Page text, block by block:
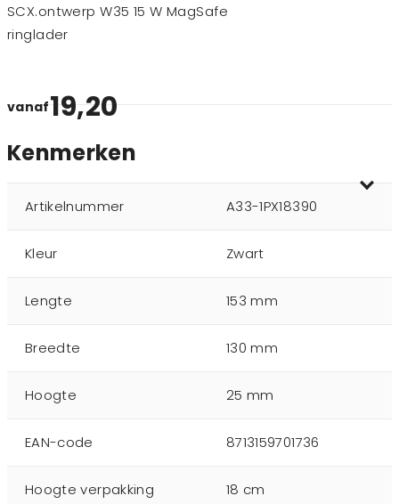
SCX.ontwerp W35 15 W MagSafe
ringlader
vanaf19,20
Kenmerken
Artikelnummer A33-1PX18390
Kleur Zwart
Lengte 153 mm
Breedte 130 mm
Hoogte 25 mm
EAN-code 8713159701736
Hoogte verpakking 18 cm